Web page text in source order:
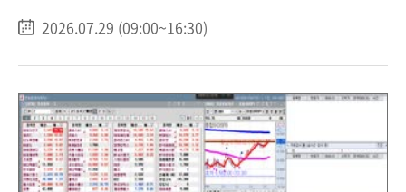
2026.07.29 (09:00~16:30)